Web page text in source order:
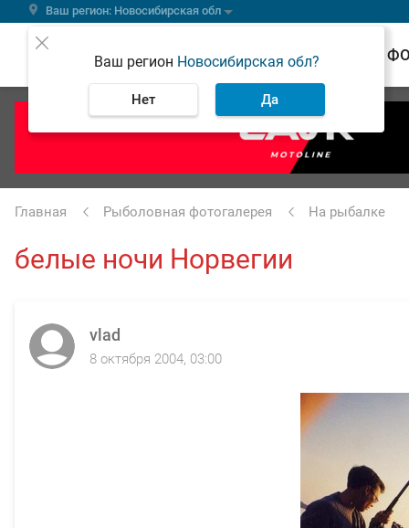
Ваш регион: Новосибирская обл
Ваш регион Новосибирская обл?
Нет Да
ВЕСТИ
Главная Рыболовная фотогалерея На рыбалке
белые ночи Норвегии
vlad
8 октября 2004, 03:00